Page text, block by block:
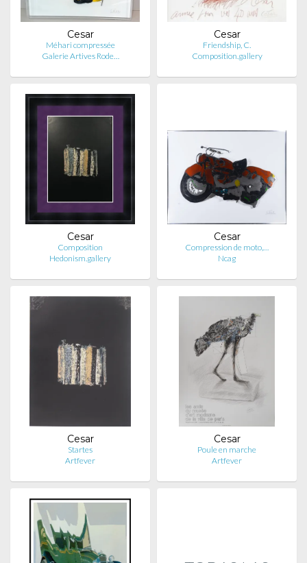
Cesar
Méhari compressée
Galerie Artives Rode…
Cesar
Friendship, C.
Composition.gallery
Cesar
Composition
Hedonism.gallery
Cesar
Compression de moto,…
Ncag
Cesar
Startes
Artfever
Cesar
Poule en marche
Artfever